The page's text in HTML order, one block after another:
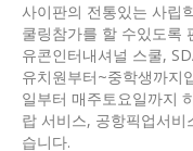
사이판의 전통있는 사립
쿨링참가를 할 수있도록
유콘인터내셔널 스쿨,
유치원부터~중학생까지
일부터 매주토요일까지
랍 서비스, 공항픽업서
습니다.